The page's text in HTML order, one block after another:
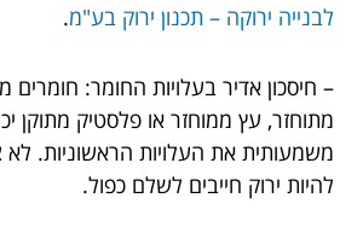
לבנייה ירוקה – תכנון ירוק בע"מ.
– חיסכון אדיר בעלויות החומר: חומרים
מתוחזר, עץ ממוחזר או פלסטיק מתוקן
משמעותית את העלויות הראשוניות. לא
להיות ירוק חייבים לשלם כפול.